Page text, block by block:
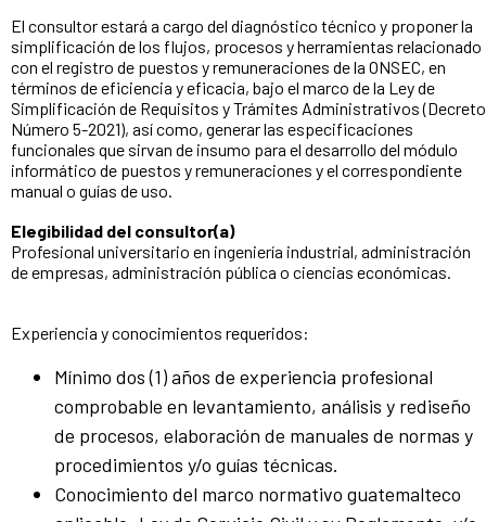
El consultor estará a cargo del diagnóstico técnico y proponer la
simplificación de los flujos, procesos y herramientas relacionado
con el registro de puestos y remuneraciones de la ONSEC, en
términos de eficiencia y eficacia, bajo el marco de la Ley de
Simplificación de Requisitos y Trámites Administrativos (Decreto
Número 5-2021), así como, generar las especificaciones
funcionales que sirvan de insumo para el desarrollo del módulo
informático de puestos y remuneraciones y el correspondiente
manual o guías de uso.
Elegibilidad del consultor(a)
Profesional universitario en ingeniería industrial, administración
de empresas, administración pública o ciencias económicas.
Experiencia y conocimientos requeridos:
Mínimo dos (1) años de experiencia profesional
comprobable en levantamiento, análisis y rediseño
de procesos, elaboración de manuales de normas y
procedimientos y/o guías técnicas.
Conocimiento del marco normativo guatemalteco